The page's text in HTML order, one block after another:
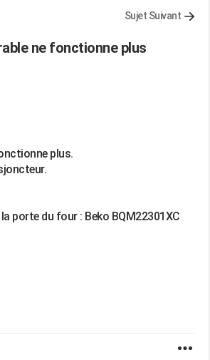
Sujet Suivant
ne fonctionne plus
plus.
porte du four : Beko BQM22301XC